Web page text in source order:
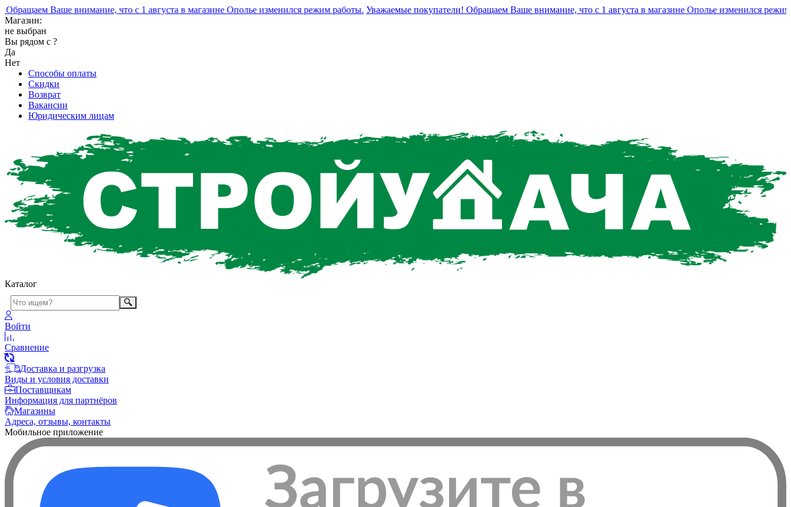
Ваше внимание, что с 1 августа в магазине Ополье изменился режим работы. Уважаемые покупатели! Обращаем Ваше внимание, что с 1 августа в магазине Ополье изменился режим
Магазин:
не выбран
Вы рядом с ?
Да
Нет
Способы оплаты
Скидки
Возврат
Вакансии
Юридическим лицам
Каталог
Войти
Сравнение
Доставка и разгрузка
Виды и условия доставки
Поставщикам
Информация для партнёров
Магазины
Адреса, отзывы, контакты
Мобильное приложение